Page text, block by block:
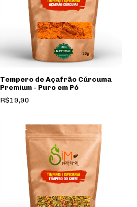
Tempero de Açafrão Cúrcuma
Premium - Puro em Pó
R$19,90